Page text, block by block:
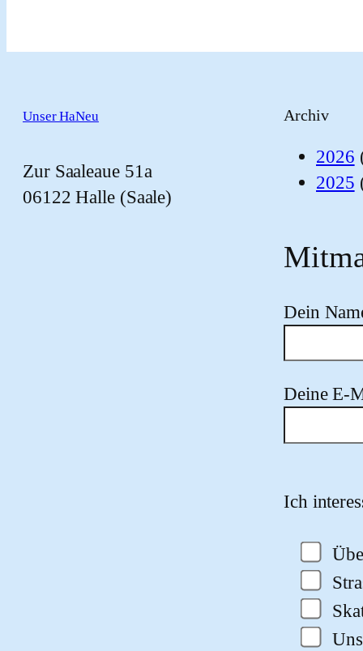
Unser HaNeu
Zur Saaleaue 51a
06122 Halle (Saale)
Archiv
2026
2025
Dein
Deine E-
Ich